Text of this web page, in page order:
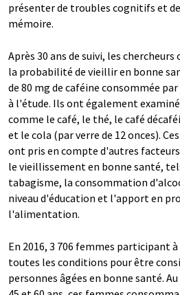
présenter de troubles cognitifs et de
mémoire.
Après 30 ans de suivi, les
la probabilité de vieillir en bonne
de 80 mg de caféine consommée
à l'étude. Ils ont également
comme le café, le thé, le café
et le cola (par verre de 12 onces).
ont pris en compte d'autres
le vieillissement en bonne santé,
tabagisme, la consommation
niveau d'éducation et l'apport en
l'alimentation.
En 2016, 3 706 femmes participant
toutes les conditions pour être
personnes âgées en bonne santé.